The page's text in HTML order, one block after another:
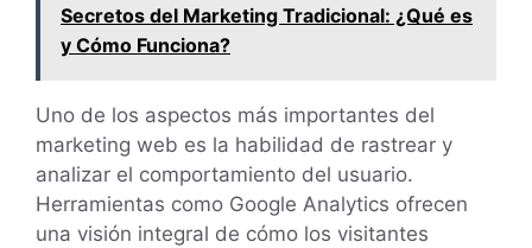
Secretos del Marketing Tradicional: ¿Qué es
y Cómo Funciona?
Uno de los aspectos más importantes del
marketing web es la habilidad de rastrear y
analizar el comportamiento del usuario.
Herramientas como Google Analytics ofrecen
una visión integral de cómo los visitantes